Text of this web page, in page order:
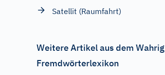
Satellit (Raumfahrt)
Weitere Artikel aus dem Wahrig
Fremdwörterlexikon